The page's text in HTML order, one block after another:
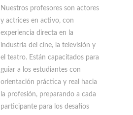
Nuestros profesores son actores
y actrices en activo, con
experiencia directa en la
industria del cine, la televisión y
el teatro. Están capacitados para
guiar a los estudiantes con
orientación práctica y real hacia
la profesión, preparando a cada
participante para los desafíos